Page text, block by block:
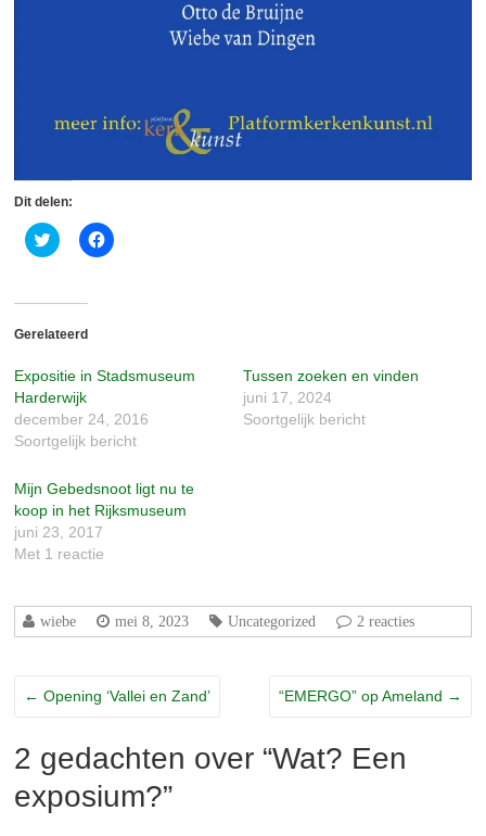
Dit delen:
Klik
om
Twitter
in
venster
geopend)
Klik
om
venster
Gerelateerd
Expositie in Stadsmuseum
Harderwijk
december 24, 2016
Soortgelijk bericht
Tussen zoeken en vinden
juni 17, 2024
Soortgelijk bericht
Mijn Gebedsnoot ligt nu te
koop in het Rijksmuseum
juni 23, 2017
Met 1 reactie
wiebe mei 8, 2023 Uncategorized 2 reacties
← Opening ‘Vallei en Zand’ “EMERGO” op Ameland →
2 gedachten over “Wat? Een
exposium?”